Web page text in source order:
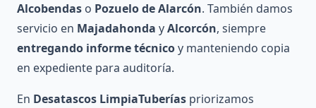
Alcobendas o Pozuelo de Alarcón. También damos
servicio en Majadahonda yAlcorcón, siempre
entregando informe técnicoy manteniendo copia
en expediente para auditoría.
En Desatascos LimpiaTuberías priorizamos